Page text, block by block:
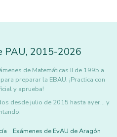
PAU, 2015-2026
de Matemáticas II de 1995 a
preparar la EBAU. ¡Practica con
y aprueba!
desde julio de 2015 hasta ayer... y
Exámenes de EvAU de Aragón